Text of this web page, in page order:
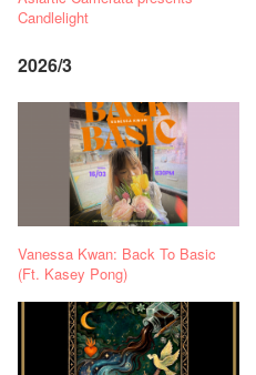
Candlelight
2026/3
Vanessa Kwan: Back To Basic
(Ft. Kasey Pong)